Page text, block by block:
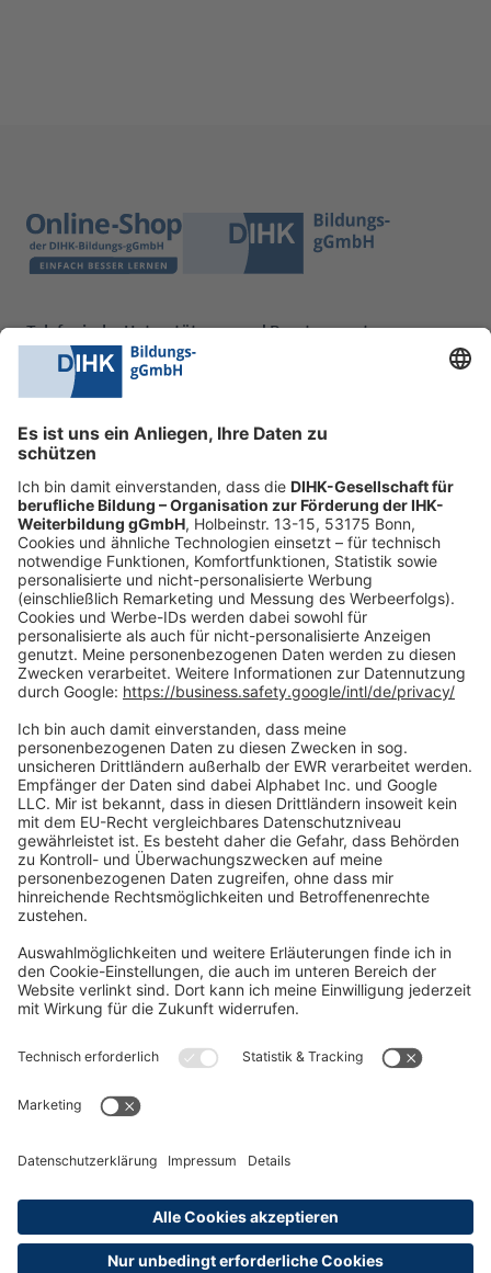
Telefonische Unterstützung und Beratung unter:
0228 6205 205
Fr.:
09:00-14:00 Uhr
shop@dihk-bildung.shop
Vertrag widerrufen
Zahlungsarten
Social Media
Oft Gesucht
Rund um die Prüfung
Datenschutzerklärung
Widerrufsrecht
Versandinformationen
Erklärung zur Barrierefreiheit
Abonnements hier kündigen
Cookie-Einstellungen